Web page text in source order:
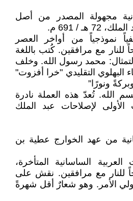
مجهولة المصدر من أصل
/ 691 م.
نموذجياً من أواخر العصر
للنار مع مرافقين. كُتب باللغة
محمد رسول الله. وخلف
البهلوي التقليدي "خرا أفزوت"
ونورًا”
الله. تُعدّ هذه العملة نادرة
الأولى لإصلاحات عبد الملك
من عهد الخوارج عطية بن
الساسانية المتأخرة،
للنار مع مرافقين. نقش على
الأمر. وهو شعارٌ أقل شهرةً